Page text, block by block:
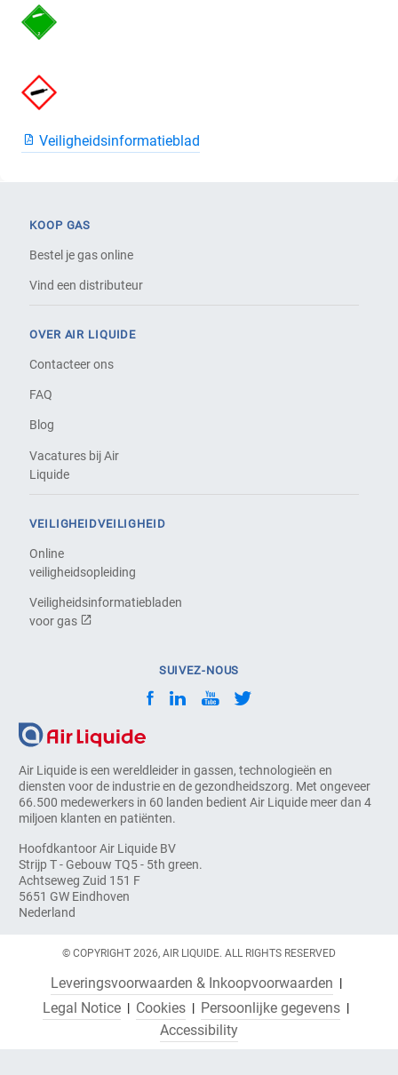
Veiligheidsinformatieblad
Air Liquide is een wereldleider in gassen, technologieën en
diensten voor de industrie en de gezondheidszorg. Met ongeveer
66.500 medewerkers in 60 landen bedient Air Liquide meer dan 4
miljoen klanten en patiënten.
Hoofdkantoor Air Liquide BV
Strijp T - Gebouw TQ5 - 5th green.
Achtseweg Zuid 151 F
5651 GW Eindhoven
Nederland
KOOP GAS
Bestel je gas online
Vind een distributeur
OVER AIR LIQUIDE
Contacteer ons
FAQ
Blog
Vacatures bij Air
Liquide
VEILIGHEIDVEILIGHEID
Online
veiligheidsopleiding
Veiligheidsinformatiebladen
voor gas
SUIVEZ-NOUS
© COPYRIGHT 2026, AIR LIQUIDE. ALL RIGHTS RESERVED
Leveringsvoorwaarden & Inkoopvoorwaarden
Legal Notice
Cookies
Persoonlijke gegevens
Accessibility